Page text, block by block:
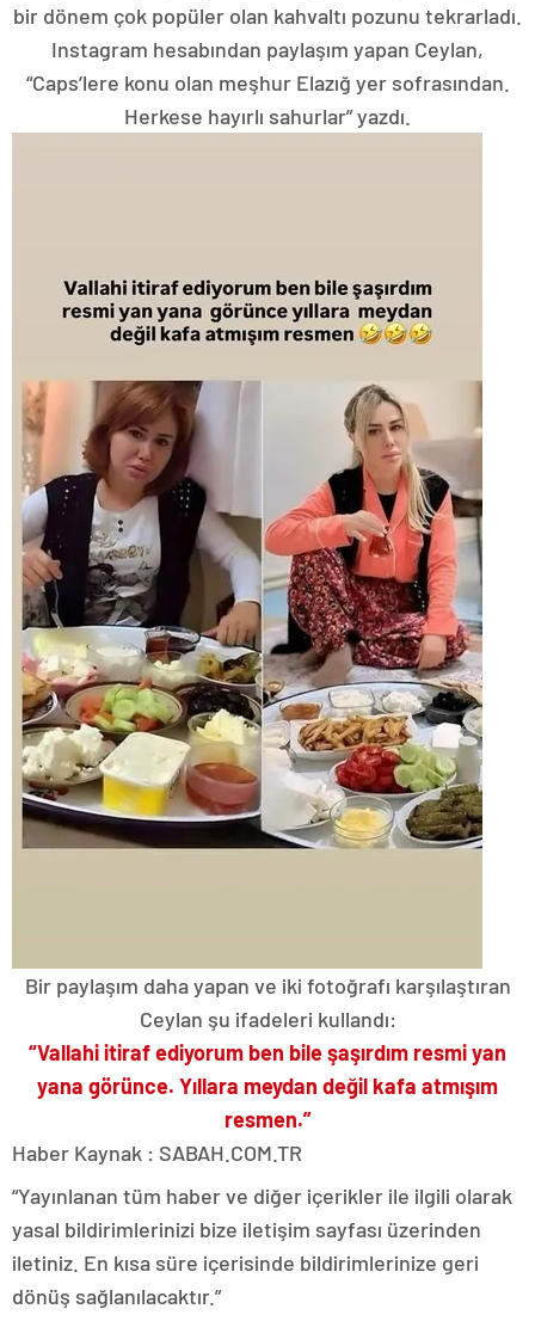
bir dönem çok popüler olan kahvaltı pozunu tekrarladı.
Instagram hesabından paylaşım yapan Ceylan,
“Caps’lere konu olan meşhur Elazığ yer sofrasından.
Herkese hayırlı sahurlar” yazdı.
Bir paylaşım daha yapan ve iki fotoğrafı karşılaştıran
Ceylan şu ifadeleri kullandı:
“Vallahi itiraf ediyorum ben bile şaşırdım resmi yan
yana görünce. Yıllara meydan değil kafa atmışım
resmen.”
Haber Kaynak : SABAH.COM.TR
“Yayınlanan tüm haber ve diğer içerikler ile ilgili olarak
yasal bildirimlerinizi bize iletişim sayfası üzerinden
iletiniz. En kısa süre içerisinde bildirimlerinize geri
dönüş sağlanılacaktır.”